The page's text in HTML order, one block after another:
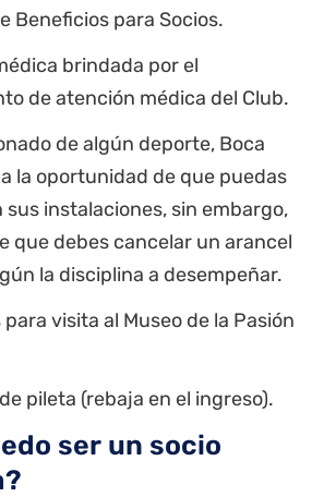
Beneficios para Socios.
brindada por el
de atención médica del Club.
de algún deporte, Boca
la oportunidad de que puedas
instalaciones, sin embargo,
que debes cancelar un arancel
la disciplina a desempeñar.
visita al Museo de la Pasión
pileta (rebaja en el ingreso).
ser un socio